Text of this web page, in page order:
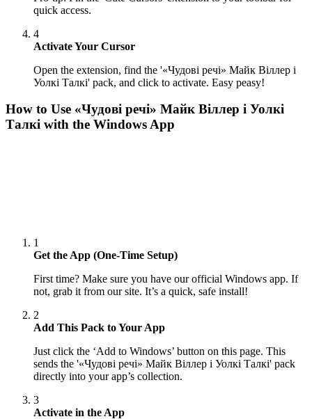
quick access.
4
Activate Your Cursor
Open the extension, find the '«Чудові речі» Майк Віллер і
Уолкі Талкі' pack, and click to activate. Easy peasy!
How to Use «Чудові речі» Майк Віллер і Уолкі
Талкі with the Windows App
1
Get the App (One-Time Setup)
First time? Make sure you have our official Windows app. If
not, grab it from our site. It’s a quick, safe install!
2
Add This Pack to Your App
Just click the ‘Add to Windows’ button on this page. This
sends the '«Чудові речі» Майк Віллер і Уолкі Талкі' pack
directly into your app’s collection.
3
Activate in the App